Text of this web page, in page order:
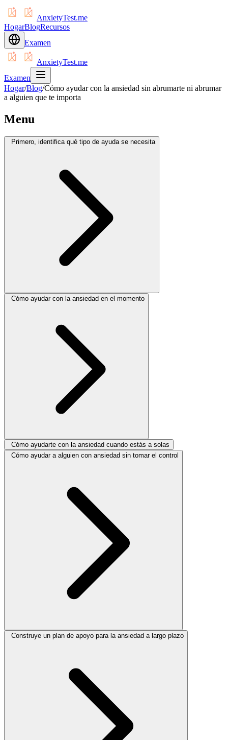
AnxietyTest.me
HogarBlogRecursos
Examen
AnxietyTest.me
Examen
Hogar/Blog/Cómo ayudar con la ansiedad sin abrumarte ni abrumar
a alguien que te importa
Menu
Primero, identifica qué tipo de ayuda se necesita
Cómo ayudar con la ansiedad en el momento
Cómo ayudarte con la ansiedad cuando estás a solas
Cómo ayudar a alguien con ansiedad sin tomar el control
Construye un plan de apoyo para la ansiedad a largo plazo